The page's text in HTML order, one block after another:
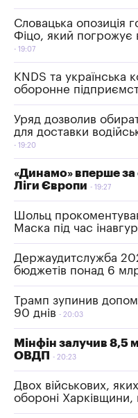
Словацька опозиція
Фіцо, який погрожує
19:07
KNDS та українська
оборонне
Уряд дозволив
для доставки
19:20
«Динамо» вперше за
Ліги Європи
19:27
Шольц
Маска під час
Держаудитслужба
бюджетів понад 6
Трамп зупинив
90 днів
20:03
Мінфін залучив 8,5
ОВДП
20:23
Двох військових,
обороні Харківщини,